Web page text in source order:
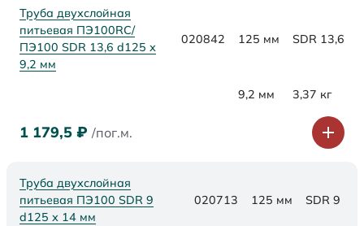
Труба двухслойная
питьевая ПЭ100RC/
ПЭ100 SDR 13,6 d125 х
9,2 мм
020842 125 мм SDR 13,6
9,2 мм 3,37 кг
1 179,5 ₽ /пог.м.
Труба двухслойная
питьевая ПЭ100 SDR 9
d125 х 14 мм
020713 125 мм SDR 9